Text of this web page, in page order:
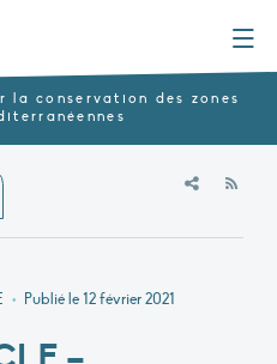
la conservation des zones
• Publié le12 février 2021